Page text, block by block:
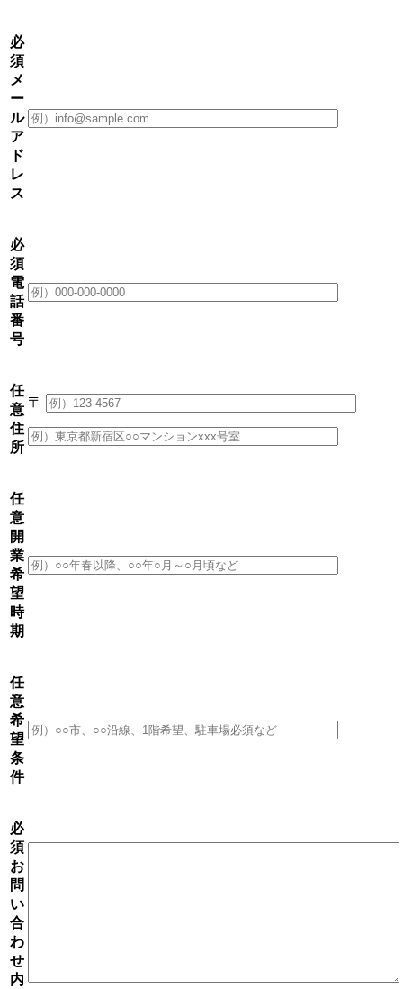
必
須
メ
ー
ル
ア
ド
レ
ス
必
須
電
話
番
号
任
意
住
所
〒
任
意
開
業
希
望
時
期
任
意
希
望
条
件
必
須
お
問
い
合
わ
せ
内